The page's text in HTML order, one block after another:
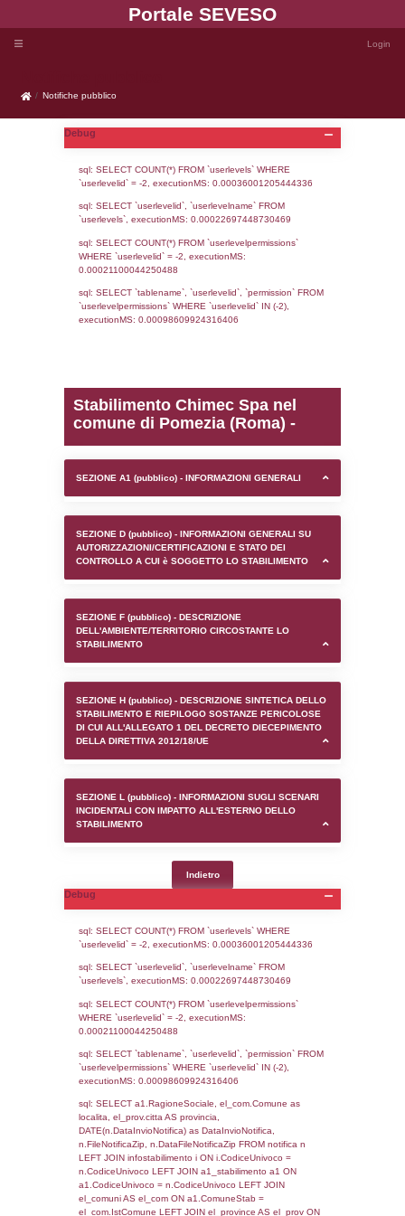
Portale
Notifiche pubblico
Notifiche pubblico
Debug
sql: SELECT COUNT(*) FROM `userlevels`
sql: SELECT `userlevelid`, `userlevelname`
0.00021100044250488
sql: SELECT `tablename`, `userlevelid`,
`userlevelpermissions` WHERE `userlevelid`
executionMS: 0.00098609924316406
Stabilimento Chimec
comune di Pomezia
SEZIONE A1 (pubblico) - INFORMAZIONI
SEZIONE D (pubblico) - INFORMAZIONI
AUTORIZZAZIONI/CERTIFICAZIONI E
CONTROLLO A CUI è SOGGETTO LO
SEZIONE F (pubblico) - DESCRIZIONE
DELL'AMBIENTE/TERRITORIO
SEZIONE H (pubblico) - DESCRIZIONE
STABILIMENTO E RIEPILOGO SOSTANZE
DI CUI ALL'ALLEGATO 1 DEL DECRETO
DELLA DIRETTIVA 2012/18/UE